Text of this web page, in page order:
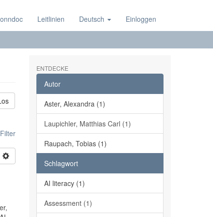
Leitlinien Deutsch Einloggen
ENTDECKE
Autor
Aster, Alexandra (1)
Laupichler, Matthias Carl (1)
Raupach, Tobias (1)
Schlagwort
AI literacy (1)
Assessment (1)